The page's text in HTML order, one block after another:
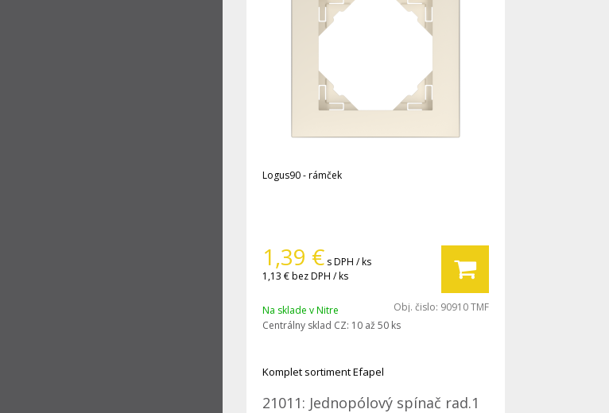
Logus90 - rámček
1,39 € s DPH / ks
1,13 €bez DPH / ks
Na sklade v Nitre Obj. čislo: 90910 TMF
Centrálny sklad CZ: 10 až 50 ks
Komplet sortiment Efapel
21011: Jednopólový spínač rad.1